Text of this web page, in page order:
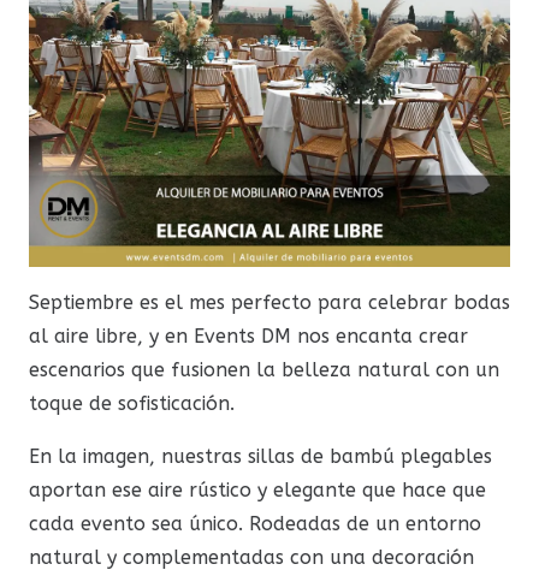
Septiembre es el mes perfecto para celebrar bodas
al aire libre, y en Events DM nos encanta crear
escenarios que fusionen la belleza natural con un
toque de sofisticación.
En la imagen, nuestras sillas de bambú plegables
aportan ese aire rústico y elegante que hace que
cada evento sea único. Rodeadas de un entorno
natural y complementadas con una decoración